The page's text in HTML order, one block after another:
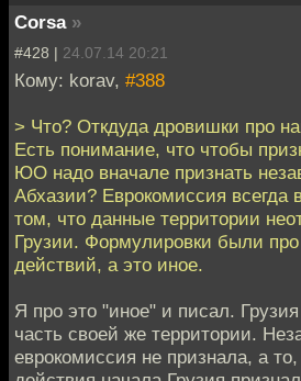
Corsa »
#428 | 24.07.14 20:21
Кому: korav, #388
> Что? Откдуда дровишки про
Есть понимание, что чтобы
ЮО надо вначале признать
Абхазии? Еврокомиссия всегда
том, что данные территории
Грузии. Формулировки были
действий, а это иное.
Я про это "иное" и писал.
часть своей же территории.
еврокомиссия не признала, а